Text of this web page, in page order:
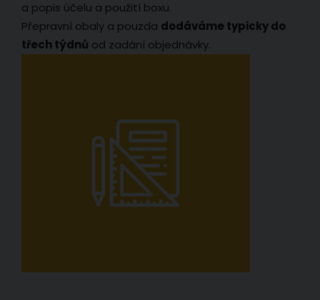
a popis účelu a použití boxu.
Přepravní obaly a pouzda dodáváme typicky do
třech týdnů od zadání objednávky.